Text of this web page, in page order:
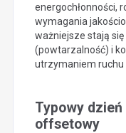
energochłonności,
wymagania
ważniejsze stają
(powtarzalność) i
utrzymaniem ruchu
Typowy
offsetowy